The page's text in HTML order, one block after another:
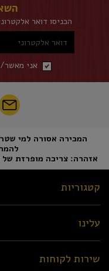
הכניסו דואר
דואר אלקטרוני
אני
אזהרה: צריכה מופרזת של
קטגוריות
עלינו
שירות לקוחות